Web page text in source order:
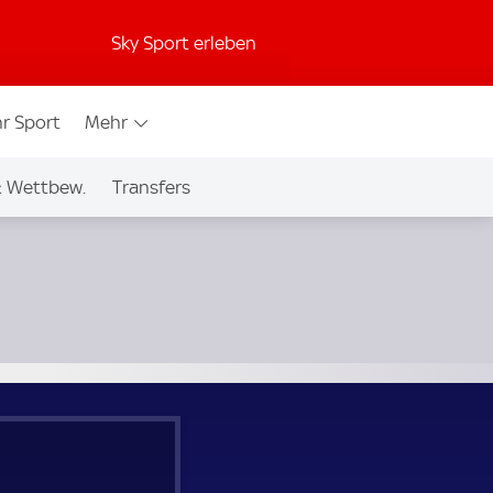
Sky Sport erleben
Sport Mehr
Wettbew. Transfers